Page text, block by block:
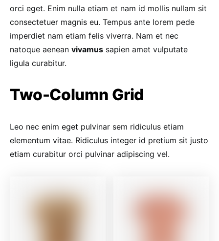
orci eget. Enim nulla etiam et nam id mollis nullam sit
consectetuer magnis eu. Tempus ante lorem pede
imperdiet nam etiam felis viverra. Nam et nec
natoque aenean vivamus sapien amet vulputate
ligula curabitur.
Two-Column Grid
Leo nec enim eget pulvinar sem ridiculus etiam
elementum vitae. Ridiculus integer id pretium sit justo
etiam curabitur orci pulvinar adipiscing vel.